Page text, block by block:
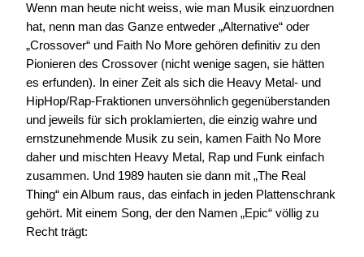
Wenn man heute nicht weiss, wie man Musik einzuordnen
hat, nenn man das Ganze entweder „Alternative“ oder
„Crossover“ und Faith No More gehören definitiv zu den
Pionieren des Crossover (nicht wenige sagen, sie hätten
es erfunden). In einer Zeit als sich die Heavy Metal- und
HipHop/Rap-Fraktionen unversöhnlich gegenüberstanden
und jeweils für sich proklamierten, die einzig wahre und
ernstzunehmende Musik zu sein, kamen Faith No More
daher und mischten Heavy Metal, Rap und Funk einfach
zusammen. Und 1989 hauten sie dann mit „The Real
Thing“ ein Album raus, das einfach in jeden Plattenschrank
gehört. Mit einem Song, der den Namen „Epic“ völlig zu
Recht trägt: